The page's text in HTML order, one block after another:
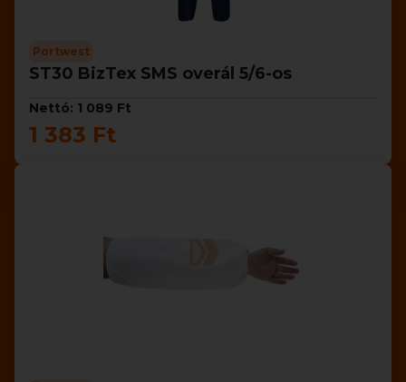
Portwest
ST30 BizTex SMS overál 5/6-os
Nettó: 1 089 Ft
1 383 Ft